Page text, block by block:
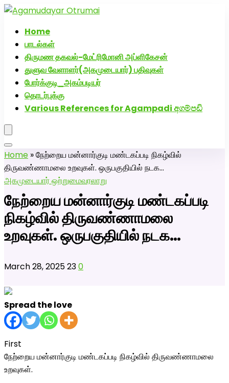
Home
பாடல்கள்
திருமண தகவல்-மேட்ரிமோனி அப்ளிகேசன்
துளுவ வேளாளர்(அகமுடையார்) பதிவுகள்
போர்க்குடி_அகம்படியர்
தொடர்புக்கு
Various References for Agampadi අගම්පඩි
Home »நேற்றைய மன்னார்குடி மண்டகப்படி நிகழ்வில்
திருவண்ணாமலை உறவுகள். ஒருபகுதியில் நடக…
அகமுடையார் ஒற்றுமைவரலாறு
நேற்றைய மன்னார்குடி மண்டகப்படி
நிகழ்வில் திருவண்ணாமலை
உறவுகள். ஒருபகுதியில் நடக…
March 28, 2025230
Spread the love
First
நேற்றைய மன்னார்குடி மண்டகப்படி நிகழ்வில் திருவண்ணாமலை
உறவுகள்.
அகமுடையார் திருமண வரன்களுக்கு அகமுடையார்மேட்ரி-